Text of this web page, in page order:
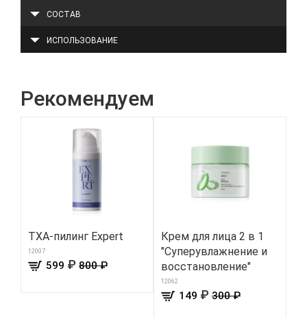
СОСТАВ
ИСПОЛЬЗОВАНИЕ
Рекомендуем
TXA-пилинг Expert
12007
599 ₽ 800 ₽
Крем для лица 2 в 1
"Суперувлажнение и
восстановление"
12062
149 ₽ 300 ₽